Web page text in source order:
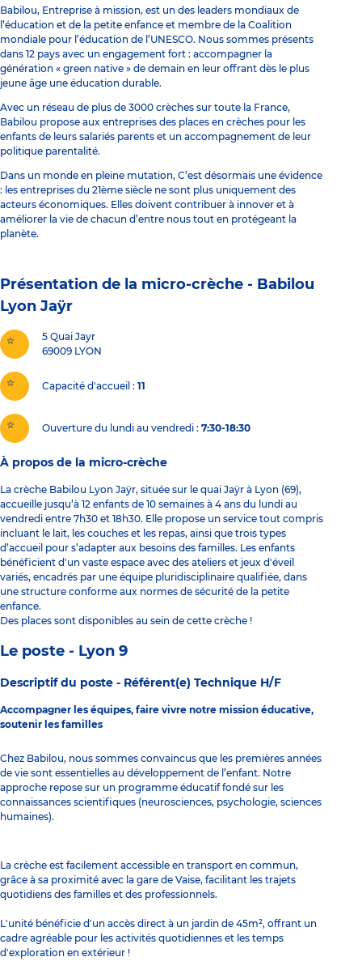
Babilou, Entreprise à mission, est un des leaders mondiaux de
l’éducation et de la petite enfance et membre de la Coalition
mondiale pour l’éducation de l’UNESCO. Nous sommes présents
dans 12 pays avec un engagement fort : accompagner la
génération « green native » de demain en leur offrant dès le plus
jeune âge une éducation durable.
Avec un réseau de plus de 3000 crèches sur toute la France,
Babilou propose aux entreprises des places en crèches pour les
enfants de leurs salariés parents et un accompagnement de leur
politique parentalité.
Dans un monde en pleine mutation, C’est désormais une évidence
: les entreprises du 21ème siècle ne sont plus uniquement des
acteurs économiques. Elles doivent contribuer à innover et à
améliorer la vie de chacun d’entre nous tout en protégeant la
planète.
Présentation de la micro-crèche - Babilou
Lyon Jaÿr
5 Quai Jayr
69009 LYON
Capacité d'accueil 11
Ouverture du lundi au vendredi : 7:30-18:30
À propos de la micro-crèche
La crèche Babilou Lyon Jaÿr, située sur le quai Jaÿr à Lyon (69),
accueille jusqu’à 12 enfants de 10 semaines à 4 ans du lundi au
vendredi entre 7h30 et 18h30. Elle propose un service tout compris
incluant le lait, les couches et les repas, ainsi que trois types
d’accueil pour s’adapter aux besoins des familles. Les enfants
bénéficient d'un vaste espace avec des ateliers et jeux d'éveil
variés, encadrés par une équipe pluridisciplinaire qualifiée, dans
une structure conforme aux normes de sécurité de la petite
enfance.
Des places sont disponibles au sein de cette crèche !
Le poste - Lyon 9
Descriptif du poste - Référent(e) Technique H/F
Accompagner les équipes, faire vivre notre mission éducative,
soutenir les familles
Chez Babilou, nous sommes convaincus que les premières années
de vie sont essentielles au développement de l’enfant. Notre
approche repose sur un programme éducatif fondé sur les
connaissances scientifiques (neurosciences, psychologie, sciences
humaines).
La crèche est facilement accessible en transport en commun,
grâce à sa proximité avec la gare de Vaise, facilitant les trajets
quotidiens des familles et des professionnels.
L'unité bénéficie d'un accès direct à un jardin de 45m², offrant un
cadre agréable pour les activités quotidiennes et les temps
d'exploration en extérieur !